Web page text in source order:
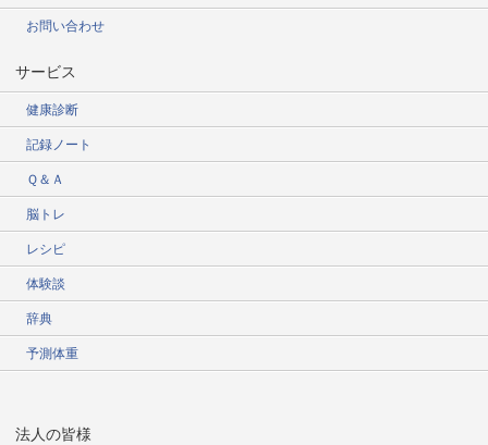
お問い合わせ
サービス
健康診断
記録ノート
Ｑ＆Ａ
脳トレ
レシピ
体験談
辞典
予測体重
法人の皆様